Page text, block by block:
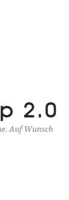
2.0
Auf Wunsch